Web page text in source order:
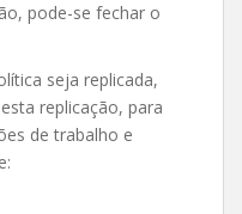
pode-se fechar o
seja replicada,
replicação, para
de trabalho e